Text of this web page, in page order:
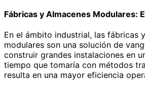
Fábricas y Almacenes Modulares:
En el ámbito industrial, las fábricas
modulares son una solución de
construir grandes instalaciones en
tiempo que tomaría con métodos
resulta en una mayor eficiencia